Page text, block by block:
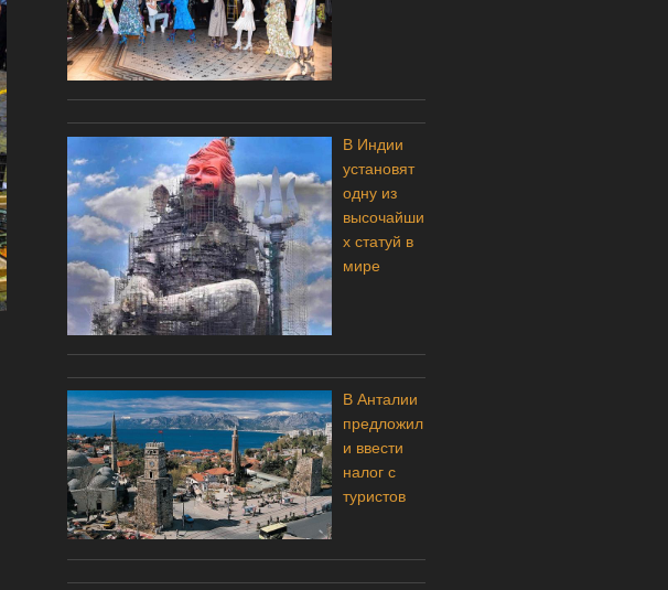
В Индии
установят
одну из
высочайши
х статуй в
мире
В Анталии
предложил
и ввести
налог с
туристов